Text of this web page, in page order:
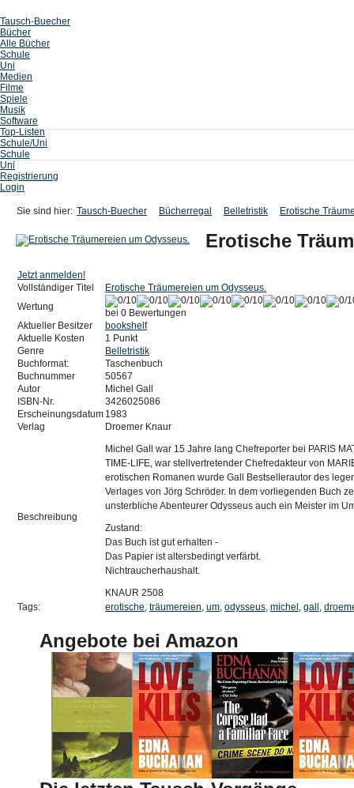
Tausch-Buecher
Bücher
Alle Bücher
Schule
Uni
Medien
Filme
Spiele
Musik
Software
Top-Listen
Schule/Uni
Schule
Uni
Registrierung
Login
Sie sind hier: Tausch-Buecher Bücherregal Belletristik Erotische
Erotische
Jetzt anmelden!
Vollständiger Titel
Erotische Träumereien um Odysseus.
Wertung
bei 0 Bewertungen
Aktueller Besitzer
bookshelf
Aktuelle Kosten
1 Punkt
Genre
Belletristik
Buchformat:
Taschenbuch
Buchnummer
50567
Autor
Michel Gall
ISBN-Nr.
3426025086
Erscheinungsdatum 1983
Verlag
Droemer Knaur
Beschreibung
Michel Gall war 15 Jahre lang Chefreporter bei PARIS
TIME-LIFE, war stellvertretender Chefredakteur von
erotischen Romanen wurde Gall Bestsellerautor des
Verlages von Jörg Schröder. In dem vorliegenden Buch
unsterbliche Abenteurer Odysseus auch ein Meister im
Zustand:
Das Buch ist gut erhalten -
Das Papier ist altersbedingt verfärbt.
Nichtraucherhaushalt.
KNAUR 2508
Tags:
erotische, träumereien, um, odysseus, michel , gall ,
Angebote bei Amazon